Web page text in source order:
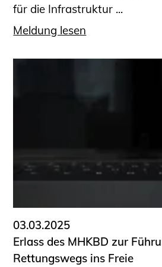
Ingenieurakademie West
für die Infrastruktur ...
Meldung lesen
03.03.2025
Erlass des MHKBD zur
Rettungswegs ins Freie